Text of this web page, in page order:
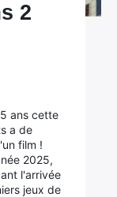
2
ans cette
a de
film !
2025,
l'arrivée
jeux de